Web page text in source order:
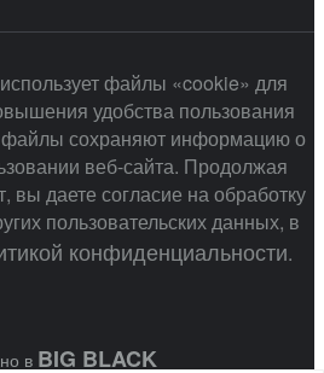
файлы «cookie» для
удобства пользования
файлы сохраняют информацию о
веб-сайта. Продолжая
вы даете согласие на обработку
пользовательских данных, в
конфиденциальности.
в BIG BLACK